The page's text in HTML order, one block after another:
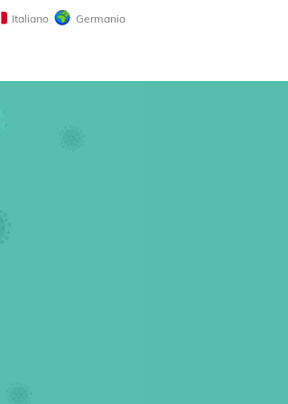
Italiano Germania